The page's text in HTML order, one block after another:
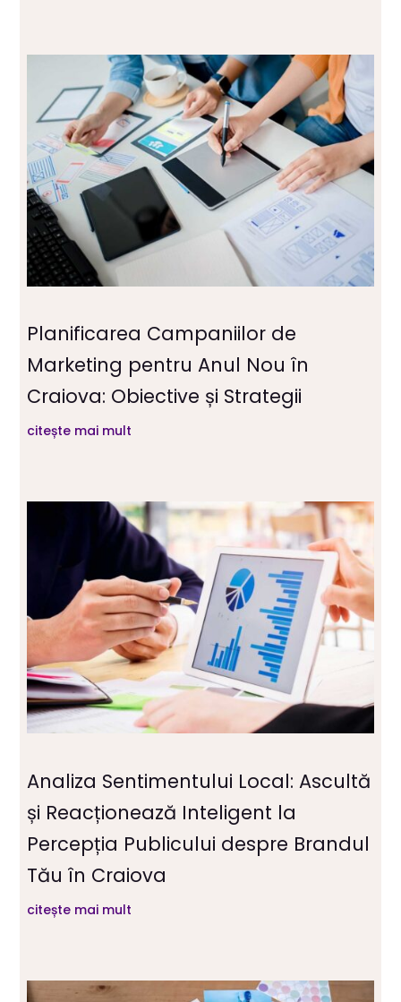
Planificarea Campaniilor de
Marketing pentru Anul Nou în
Craiova: Obiective și Strategii
citește mai mult
Analiza Sentimentului Local: Ascultă
și Reacționează Inteligent la
Percepția Publicului despre Brandul
Tău în Craiova
citește mai mult